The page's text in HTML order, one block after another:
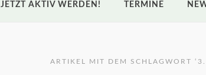
JETZT AKTIV WERDEN! TERMINE
ARTIKEL MIT DEM SCHLAGWORT ‘